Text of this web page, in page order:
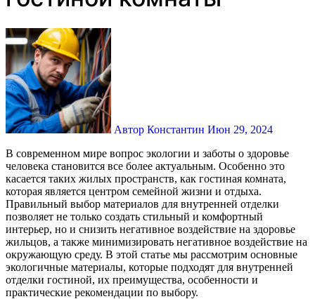
Автор Константин Июн 29, 2024
В современном мире вопрос экологии и заботы о здоровье
человека становится все более актуальным. Особенно это
касается таких жилых пространств, как гостиная комната,
которая является центром семейной жизни и отдыха.
Правильный выбор материалов для внутренней отделки
позволяет не только создать стильный и комфортный
интерьер, но и снизить негативное воздействие на здоровье
жильцов, а также минимизировать негативное воздействие на
окружающую среду. В этой статье мы рассмотрим основные
экологичные материалы, которые подходят для внутренней
отделки гостиной, их преимущества, особенности и
практические рекомендации по выбору.